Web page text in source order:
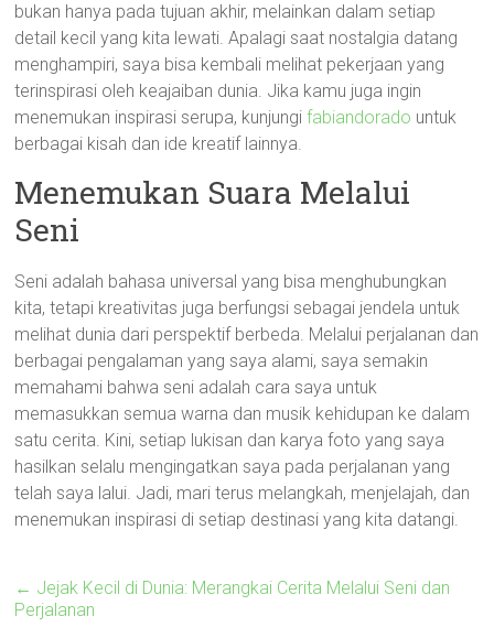
bukan hanya pada tujuan akhir, melainkan dalam setiap
detail kecil yang kita lewati. Apalagi saat nostalgia datang
menghampiri, saya bisa kembali melihat pekerjaan yang
terinspirasi oleh keajaiban dunia. Jika kamu juga ingin
menemukan inspirasi serupa, kunjungifabiandorado untuk
berbagai kisah dan ide kreatif lainnya.
Menemukan Suara Melalui
Seni
Seni adalah bahasa universal yang bisa menghubungkan
kita, tetapi kreativitas juga berfungsi sebagai jendela untuk
melihat dunia dari perspektif berbeda. Melalui perjalanan dan
berbagai pengalaman yang saya alami, saya semakin
memahami bahwa seni adalah cara saya untuk
memasukkan semua warna dan musik kehidupan ke dalam
satu cerita. Kini, setiap lukisan dan karya foto yang saya
hasilkan selalu mengingatkan saya pada perjalanan yang
telah saya lalui. Jadi, mari terus melangkah, menjelajah, dan
menemukan inspirasi di setiap destinasi yang kita datangi.
← Jejak Kecil di Dunia: Merangkai Cerita Melalui Seni dan
Perjalanan